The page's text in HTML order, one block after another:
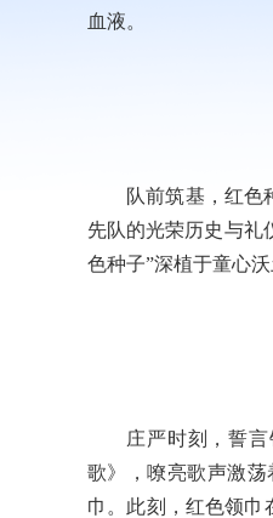
血液。
队前筑基，红色
先队的光荣历史与礼
色种子”深植于童心
庄严时刻，誓
歌》，嘹亮歌声激
巾。此刻，红色领